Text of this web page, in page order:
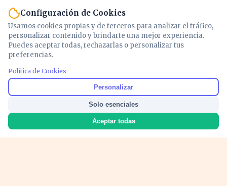
Noticias y análisis de economía, mercados,
inversión y política. Información actualizada
para entender lo que mueve tu dinero y tu
país.
Configuración de Cookies
Usamos cookies propias y de terceros para analizar el tráfico,
personalizar contenido y brindarte una mejor experiencia.
Puedes aceptar todas, rechazarlas o personalizar tus
preferencias.
Política de Cookies
Personalizar
Solo esenciales
Aceptar todas